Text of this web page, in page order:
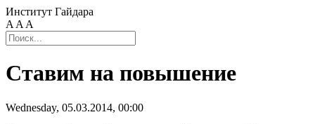
Институт Гайдара
A A A
Ставим на повышение
Wednesday, 05.03.2014, 00:00